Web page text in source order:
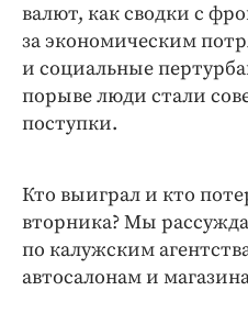
валют, как сводки с
за экономическим
и социальные
порыве люди стали
поступки.
Кто выиграл и кто
вторника? Мы
по калужским
автосалонам и